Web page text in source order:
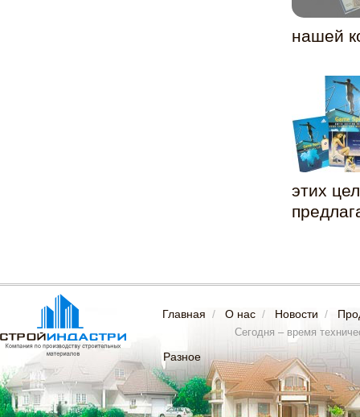
нашей
этих
Главная / О нас / Новости /
Сегодня – время
Разное